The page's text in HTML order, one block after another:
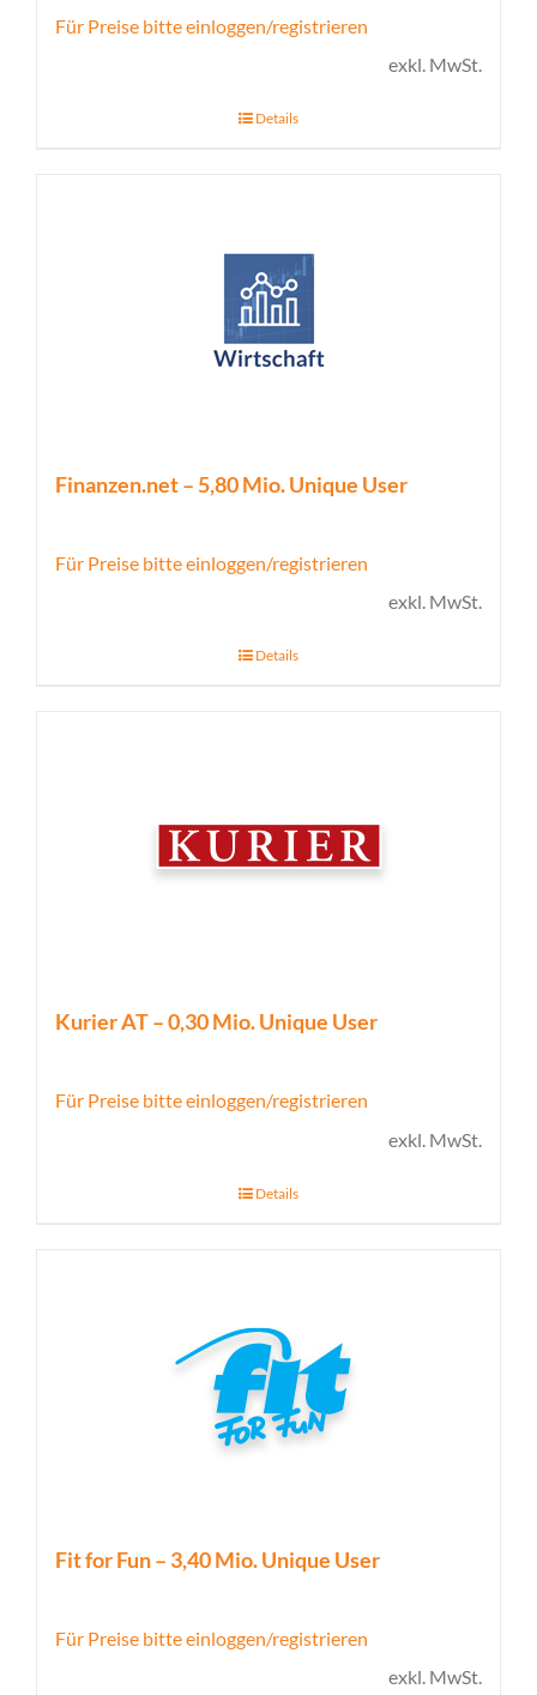
Für Preise bitte einloggen/registrieren
exkl. MwSt.
Details
Finanzen.net – 5,80 Mio. Unique User
Für Preise bitte einloggen/registrieren
exkl. MwSt.
Details
Kurier AT – 0,30 Mio. Unique User
Für Preise bitte einloggen/registrieren
exkl. MwSt.
Details
Fit for Fun – 3,40 Mio. Unique User
Für Preise bitte einloggen/registrieren
exkl. MwSt.